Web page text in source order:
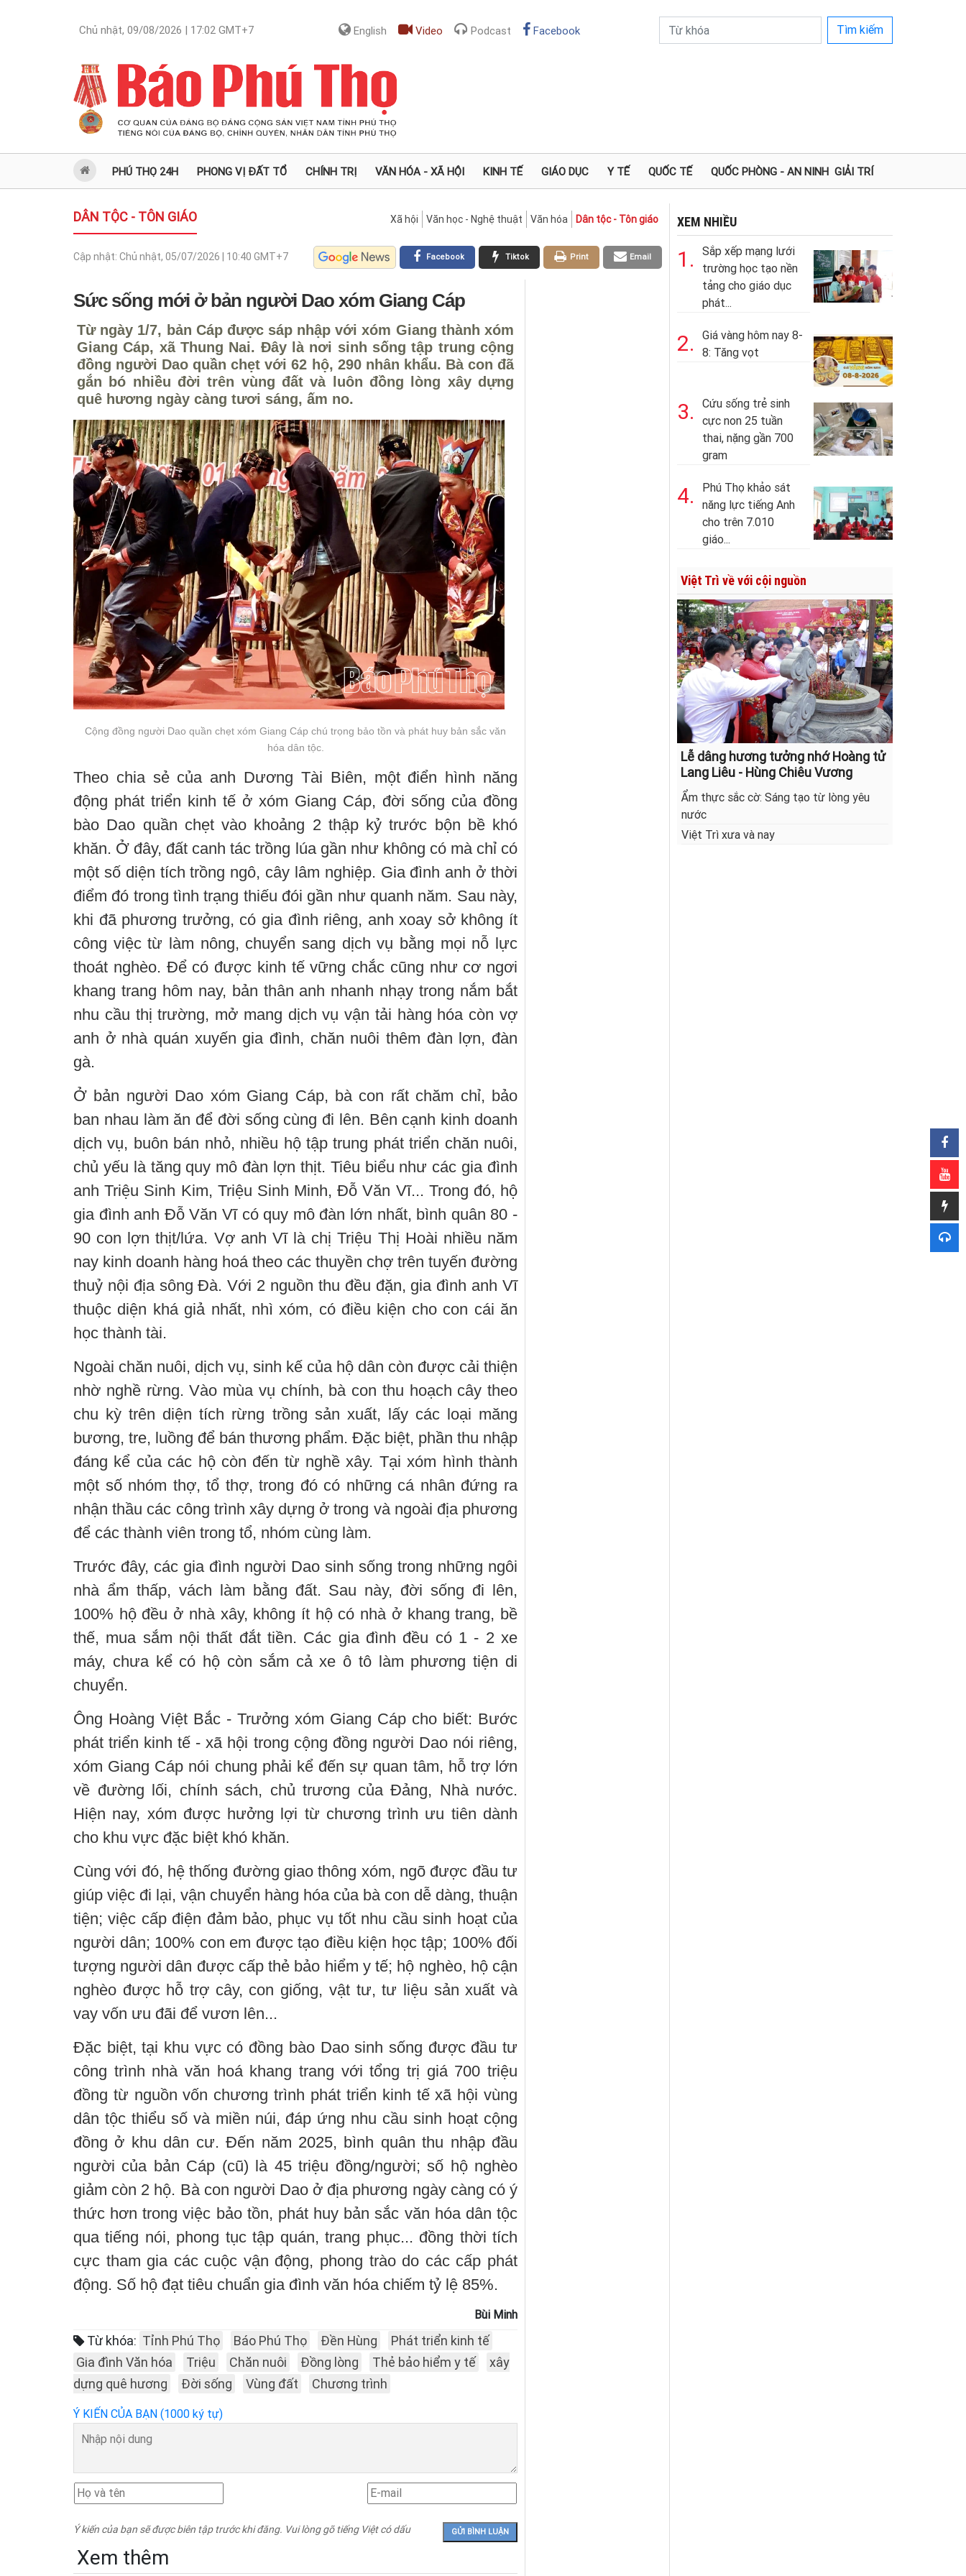
Chủ nhật, 09/08/2026 | 17:02 GMT+7 English Video Podcast Facebook Tìm kiếm
PHÚ THỌ 24H PHONG VỊ ĐẤT TỔ CHÍNH TRỊ VĂN HÓA - XÃ HỘI KINH TẾ GIÁO DỤC Y TẾ QUỐC TẾ QUỐC PHÒNG - AN NINH GIẢI TRÍ
DÂN TỘC - TÔN GIÁO Xã hội Văn học - Nghệ thuật Văn hóa Dân tộc - Tôn giáo
Cập nhật: Chủ nhật, 05/07/2026 | 10:40 GMT+7 Email
Print
Tiktok
Facebook
Sức sống mới ở bản người Dao xóm Giang Cáp
Từ ngày 1/7, bản Cáp được sáp nhập với xóm Giang thành xóm
Giang Cáp, xã Thung Nai. Đây là nơi sinh sống tập trung cộng
đồng người Dao quần chẹt với 62 hộ, 290 nhân khẩu. Bà con đã
gắn bó nhiều đời trên vùng đất và luôn đồng lòng xây dựng
quê hương ngày càng tươi sáng, ấm no.
Cộng đồng người Dao quần chẹt xóm Giang Cáp chú trọng bảo tồn và phát huy bản sắc văn
hóa dân tộc.
Theo chia sẻ của anh Dương Tài Biên, một điển hình năng
động phát triển kinh tế ở xóm Giang Cáp, đời sống của đồng
bào Dao quần chẹt vào khoảng 2 thập kỷ trước bộn bề khó
khăn. Ở đây, đất canh tác trồng lúa gần như không có mà chỉ có
một số diện tích trồng ngô, cây lâm nghiệp. Gia đình anh ở thời
điểm đó trong tình trạng thiếu đói gần như quanh năm. Sau này,
khi đã phương trưởng, có gia đình riêng, anh xoay sở không ít
công việc từ làm nông, chuyển sang dịch vụ bằng mọi nỗ lực
thoát nghèo. Để có được kinh tế vững chắc cũng như cơ ngơi
khang trang hôm nay, bản thân anh nhanh nhạy trong nắm bắt
nhu cầu thị trường, mở mang dịch vụ vận tải hàng hóa còn vợ
anh ở nhà quán xuyến gia đình, chăn nuôi thêm đàn lợn, đàn
gà.
Ở bản người Dao xóm Giang Cáp, bà con rất chăm chỉ, bảo
ban nhau làm ăn để đời sống cùng đi lên. Bên cạnh kinh doanh
dịch vụ, buôn bán nhỏ, nhiều hộ tập trung phát triển chăn nuôi,
chủ yếu là tăng quy mô đàn lợn thịt. Tiêu biểu như các gia đình
anh Triệu Sinh Kim, Triệu Sinh Minh, Đỗ Văn Vĩ... Trong đó, hộ
gia đình anh Đỗ Văn Vĩ có quy mô đàn lớn nhất, bình quân 80 -
90 con lợn thịt/lứa. Vợ anh Vĩ là chị Triệu Thị Hoài nhiều năm
nay kinh doanh hàng hoá theo các thuyền chợ trên tuyến đường
thuỷ nội địa sông Đà. Với 2 nguồn thu đều đặn, gia đình anh Vĩ
thuộc diện khá giả nhất, nhì xóm, có điều kiện cho con cái ăn
học thành tài.
Ngoài chăn nuôi, dịch vụ, sinh kế của hộ dân còn được cải thiện
nhờ nghề rừng. Vào mùa vụ chính, bà con thu hoạch cây theo
chu kỳ trên diện tích rừng trồng sản xuất, lấy các loại măng
bương, tre, luồng để bán thương phẩm. Đặc biệt, phần thu nhập
đáng kể của các hộ còn đến từ nghề xây. Tại xóm hình thành
một số nhóm thợ, tổ thợ, trong đó có những cá nhân đứng ra
nhận thầu các công trình xây dựng ở trong và ngoài địa phương
để các thành viên trong tổ, nhóm cùng làm.
Trước đây, các gia đình người Dao sinh sống trong những ngôi
nhà ẩm thấp, vách làm bằng đất. Sau này, đời sống đi lên,
100% hộ đều ở nhà xây, không ít hộ có nhà ở khang trang, bề
thế, mua sắm nội thất đắt tiền. Các gia đình đều có 1 - 2 xe
máy, chưa kể có hộ còn sắm cả xe ô tô làm phương tiện di
chuyển.
Ông Hoàng Việt Bắc - Trưởng xóm Giang Cáp cho biết: Bước
phát triển kinh tế - xã hội trong cộng đồng người Dao nói riêng,
xóm Giang Cáp nói chung phải kể đến sự quan tâm, hỗ trợ lớn
về đường lối, chính sách, chủ trương của Đảng, Nhà nước.
Hiện nay, xóm được hưởng lợi từ chương trình ưu tiên dành
cho khu vực đặc biệt khó khăn.
Cùng với đó, hệ thống đường giao thông xóm, ngõ được đầu tư
giúp việc đi lại, vận chuyển hàng hóa của bà con dễ dàng, thuận
tiện; việc cấp điện đảm bảo, phục vụ tốt nhu cầu sinh hoạt của
người dân; 100% con em được tạo điều kiện học tập; 100% đối
tượng người dân được cấp thẻ bảo hiểm y tế; hộ nghèo, hộ cận
nghèo được hỗ trợ cây, con giống, vật tư, tư liệu sản xuất và
vay vốn ưu đãi để vươn lên...
Đặc biệt, tại khu vực có đồng bào Dao sinh sống được đầu tư
công trình nhà văn hoá khang trang với tổng trị giá 700 triệu
đồng từ nguồn vốn chương trình phát triển kinh tế xã hội vùng
dân tộc thiểu số và miền núi, đáp ứng nhu cầu sinh hoạt cộng
đồng ở khu dân cư. Đến năm 2025, bình quân thu nhập đầu
người của bản Cáp (cũ) là 45 triệu đồng/người; số hộ nghèo
giảm còn 2 hộ. Bà con người Dao ở địa phương ngày càng có ý
thức hơn trong việc bảo tồn, phát huy bản sắc văn hóa dân tộc
qua tiếng nói, phong tục tập quán, trang phục... đồng thời tích
cực tham gia các cuộc vận động, phong trào do các cấp phát
động. Số hộ đạt tiêu chuẩn gia đình văn hóa chiếm tỷ lệ 85%.
Bùi Minh
Từ khóa: Tỉnh Phú Thọ Báo Phú Thọ Đền Hùng
Phát triển kinh tế
Gia đình Văn hóa
Triệu Chăn nuôi Đồng lòng Thẻ bảo hiểm y tế
xây
dựng quê hương
Đời sống Vùng đất Chương trình
Ý KIẾN CỦA BẠN (1000 ký tự)
Ý kiến của bạn sẽ được biên tập trước khi đăng. Vui lòng gõ tiếng Việt có dấu
Xem thêm
XEM NHIỀU
1.
Sắp xếp mạng lưới
trường học tạo nền
tảng cho giáo dục
phát...
2.
Giá vàng hôm nay 8-
8: Tăng vọt
3.
Cứu sống trẻ sinh
cực non 25 tuần
thai, nặng gần 700
gram
4.
Phú Thọ khảo sát
năng lực tiếng Anh
cho trên 7.010
giáo...
Việt Trì về với cội nguồn
Lễ dâng hương tưởng nhớ Hoàng tử
Lang Liêu - Hùng Chiêu Vương
Ẩm thực sắc cờ: Sáng tạo từ lòng yêu
nước
Việt Trì xưa và nay